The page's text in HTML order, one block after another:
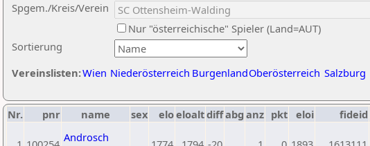
Sortierung
Spgem./Kreis/Verein
Nur "österreichische" Spieler (Land=AUT)
Vereinslisten:Wien Niederösterreich BurgenlandOberösterreich Salzburg
Nr. pnr name sex eloeloaltdiffabg anz pkt eloi fideid
Androsch